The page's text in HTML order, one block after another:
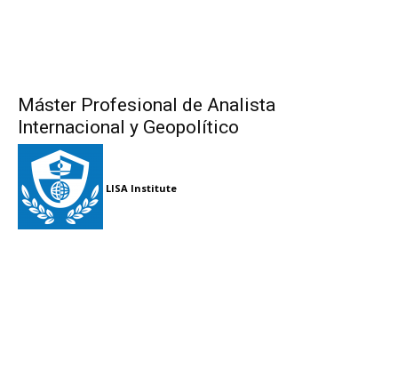
Máster Profesional de Analista
Internacional y Geopolítico
LISA Institute